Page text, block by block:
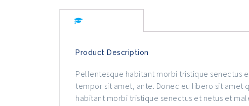
Product Description
Pellentesque habitant morbi tristique senectus
tempor sit amet, ante. Donec eu libero sit amet
habitant morbi tristique senectus et netus et